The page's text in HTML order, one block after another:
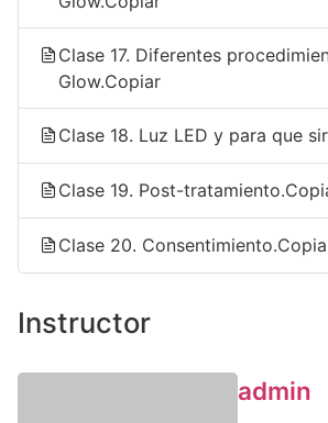
Clase 17. Diferentes
Glow.Copiar
Clase 18. Luz LED y para que
Clase 19. Post-
Clase 20.
Instructor
admin